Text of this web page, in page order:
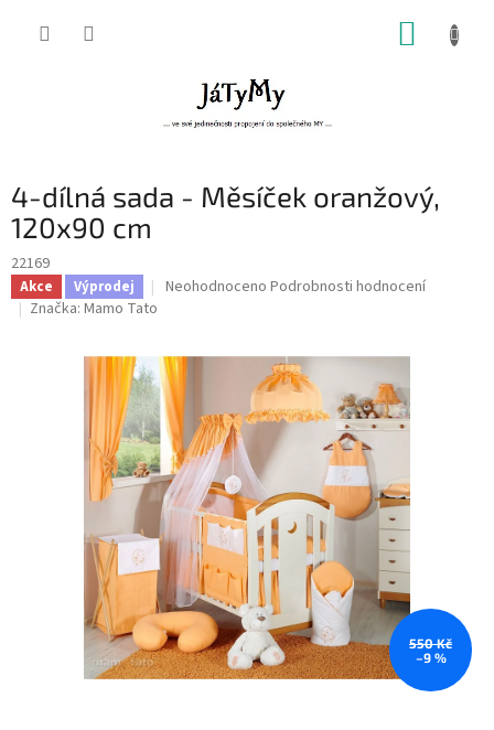
4-dílná sada - Měsíček oranžový,
120x90 cm
22169
Akce Výprodej
Průměrné
0,0
z
5
hvězdiček.
Neohodnoceno Podrobnosti hodnocení
Značka: Mamo Tato
550 Kč
–9 %